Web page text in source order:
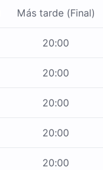
Más tarde (Final)
20:00
20:00
20:00
20:00
20:00